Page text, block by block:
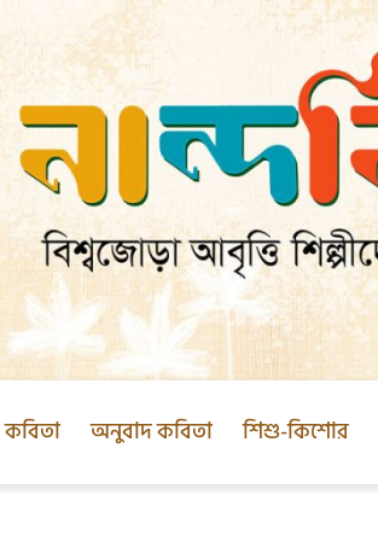
কবিতা অনুবাদ কবিতা শিশু-কিশোর